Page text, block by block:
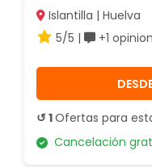
Islantilla | Huelva
5/5 |
+1
↺ 1Ofertas para
Cancelación